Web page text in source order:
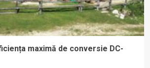
maximă de conversie DC-